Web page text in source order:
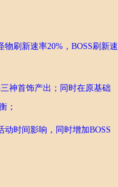
刷新速率20%，BOSS刷新速
神首饰产出；同时在原基础
；
时间影响，同时增加BOSS